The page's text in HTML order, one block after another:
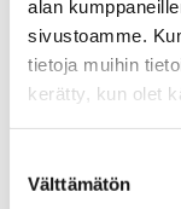
alan
sivustoamme.
tietoja muihin
kerätty, kun olet
valinta
Välttämätön
vaikeista
selviytyä yksin.
selviytyy
juttelemaan.